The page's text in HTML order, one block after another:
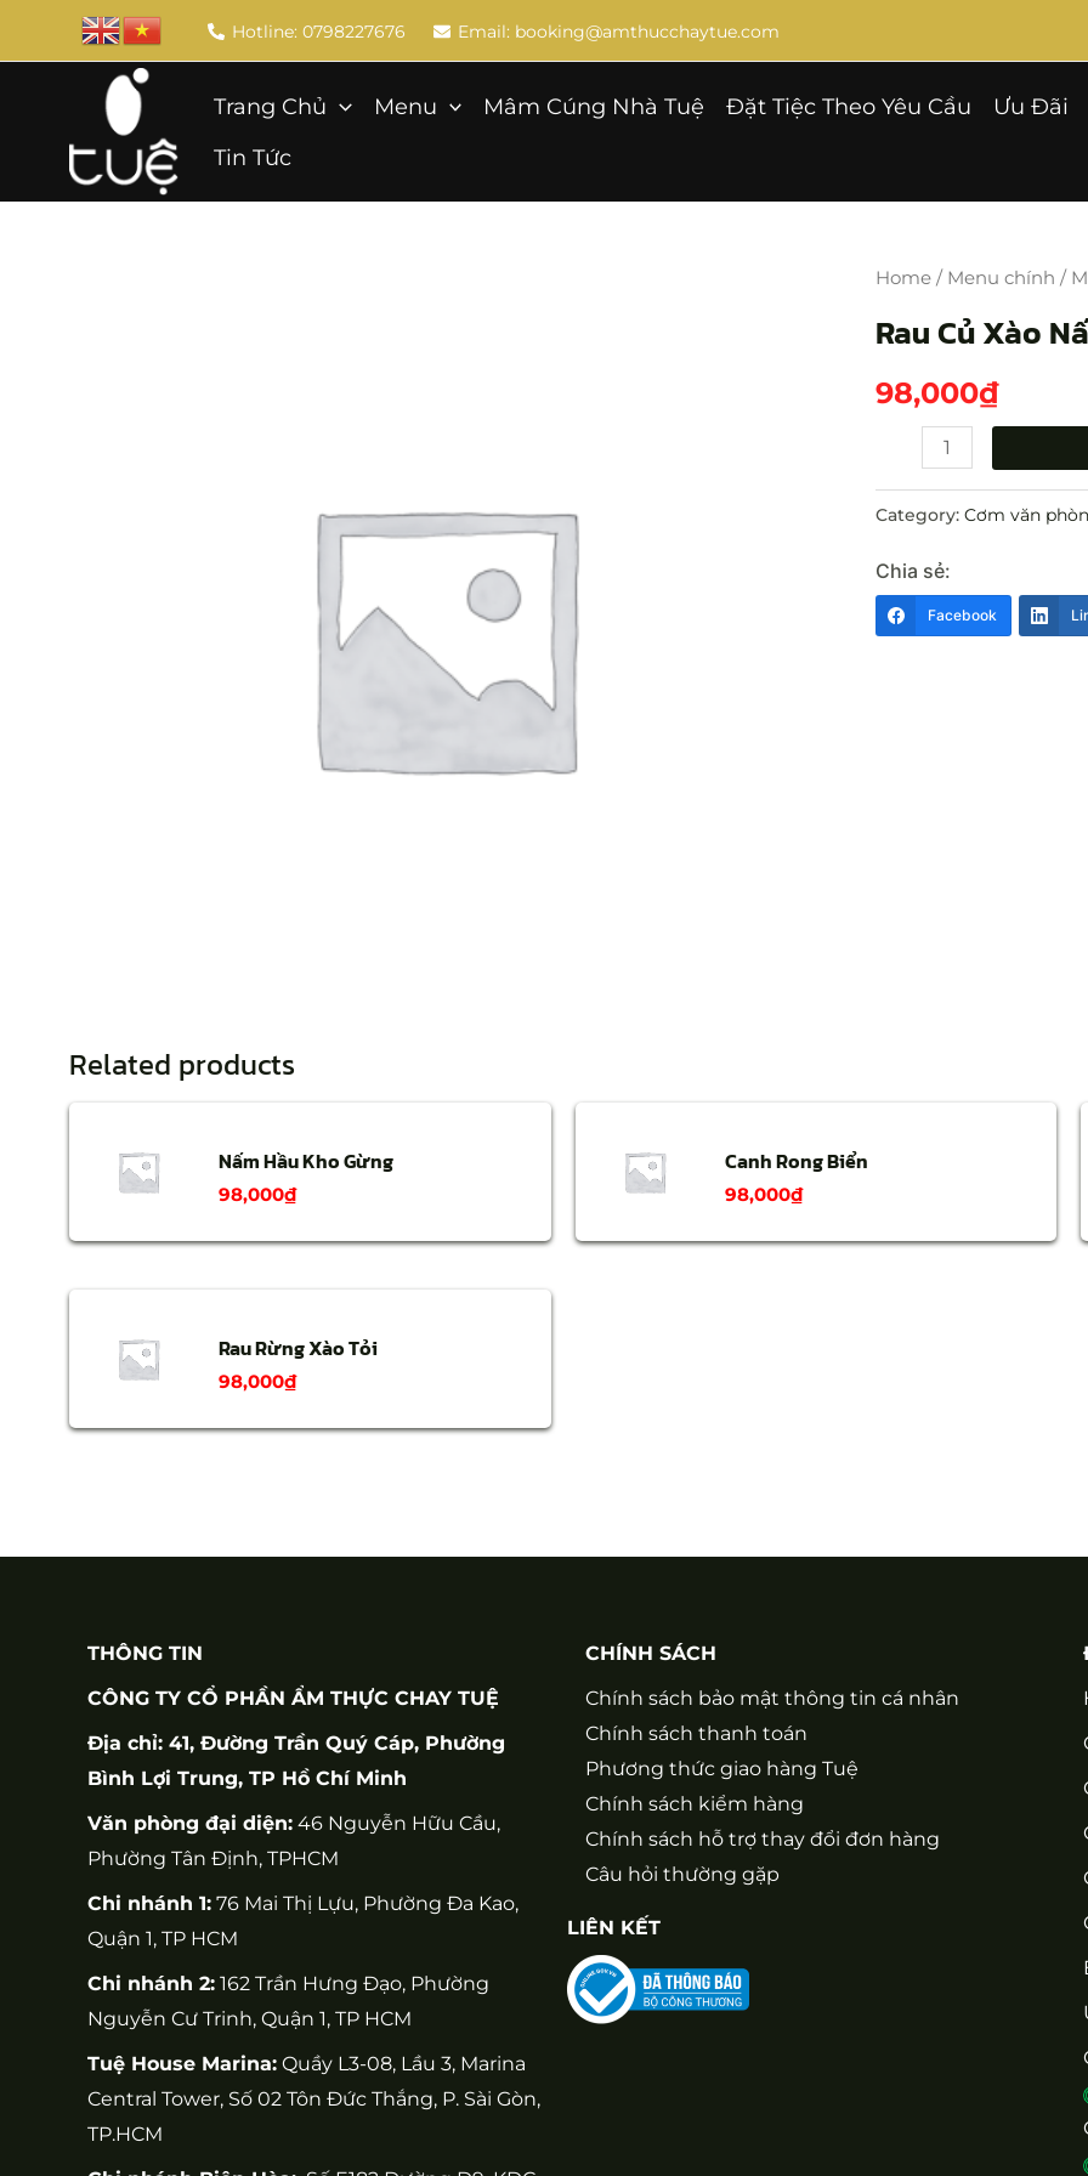
Hotline: 0798227676 Email: booking@amthucchaytue.com
Trang Chủ Menu Mâm Cúng Nhà Tuệ Đặt Tiệc Theo Yêu Cầu Ưu Đãi
Tin Tức
Home / Menu chính /
Rau Củ Xào
98,000₫
Xào
Nấm
Category:Cơm văn
Chia sẻ:
Facebook
Related products
Nấm Hầu Kho Gừng
98,000₫
Canh Rong Biển
98,000₫
Rau Rừng Xào Tỏi
98,000₫
THÔNG TIN
CÔNG TY CỔ PHẦN ẨM THỰC CHAY TUỆ
Địa chỉ: 41, Đường Trần Quý Cáp, Phường
Bình Lợi Trung, TP Hồ Chí Minh
Văn phòng đại diện: 46 Nguyễn Hữu Cầu,
Phường Tân Định, TPHCM
Chi nhánh 1: 76 Mai Thị Lựu, Phường Đa Kao,
Quận 1, TP HCM
Chi nhánh 2: 162 Trần Hưng Đạo, Phường
Nguyễn Cư Trinh, Quận 1, TP HCM
Tuệ House Marina: Quầy L3-08, Lầu 3, Marina
Central Tower, Số 02 Tôn Đức Thắng, P. Sài Gòn,
TP.HCM
CHÍNH SÁCH
Chính sách bảo mật thông tin cá nhân
Chính sách thanh toán
Phương thức giao hàng Tuệ
Chính sách kiểm hàng
Chính sách hỗ trợ thay đổi đơn hàng
Câu hỏi thường gặp
LIÊN KẾT